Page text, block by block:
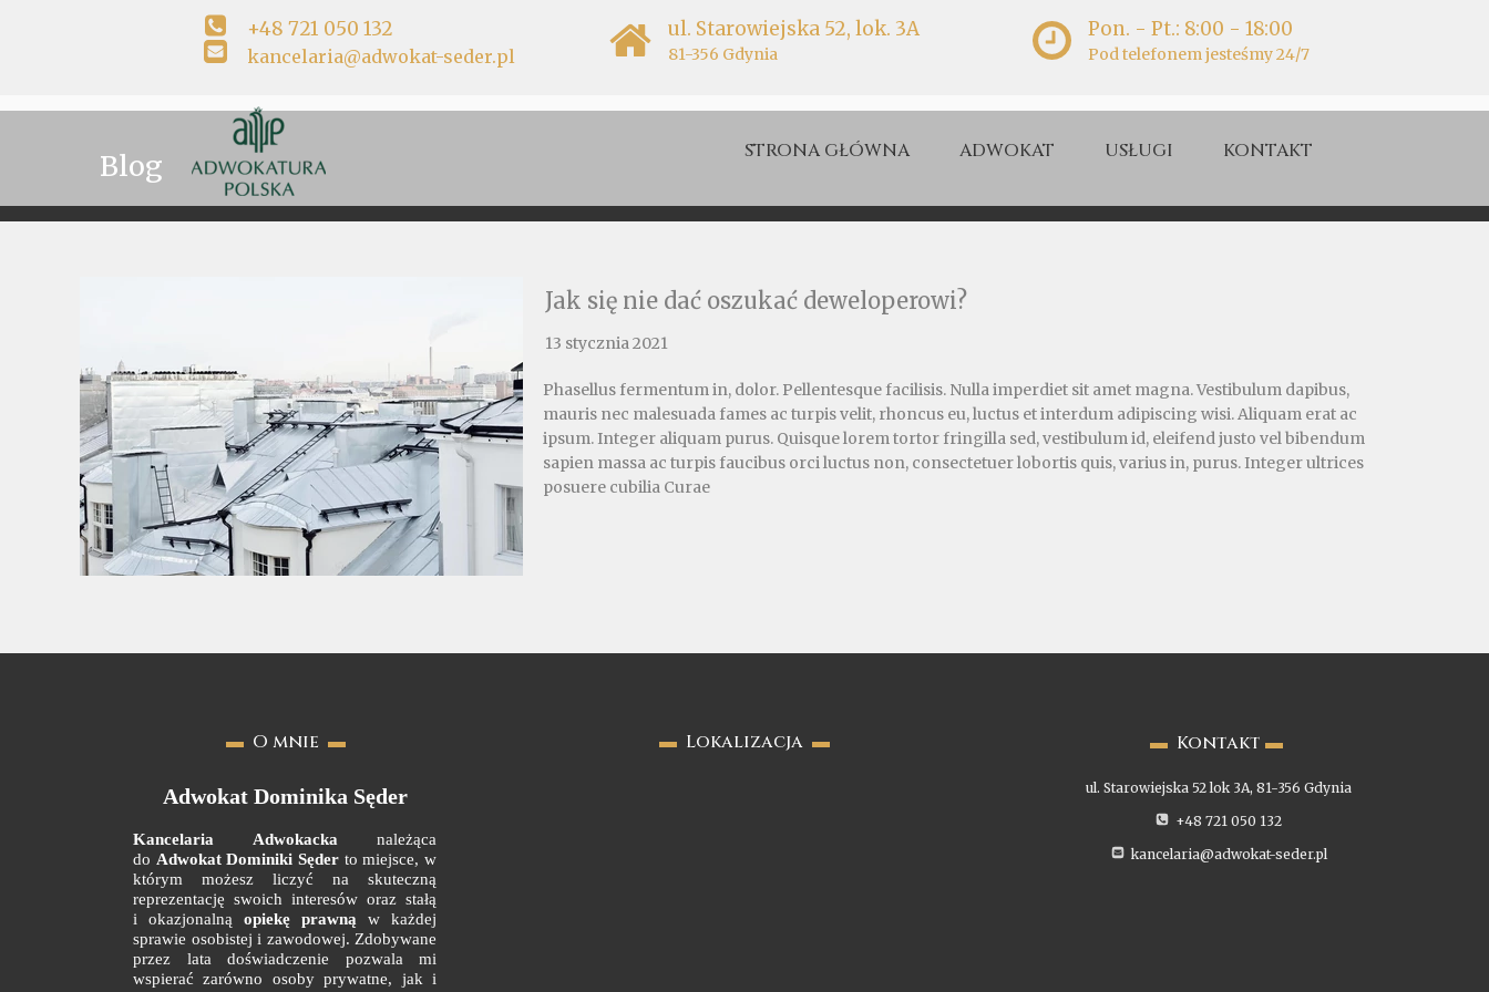
Pon. - Pt.: 8:00 - 18:00
Pod telefonem jesteśmy 24/7
+48 721 050 132
kancelaria@adwokat-seder.pl
ul. Starowiejska 52, lok. 3A
81-356 Gdynia
STRONA GŁÓWNA ADWOKAT USŁUGI KONTAKT
Blog
Jak się nie dać oszukać deweloperowi?
13 stycznia 2021
Phasellus fermentum in, dolor. Pellentesque facilisis. Nulla imperdiet sit amet magna. Vestibulum dapibus,
mauris nec malesuada fames ac turpis velit, rhoncus eu, luctus et interdum adipiscing wisi. Aliquam erat ac
ipsum. Integer aliquam purus. Quisque lorem tortor fringilla sed, vestibulum id, eleifend justo vel bibendum
sapien massa ac turpis faucibus orci luctus non, consectetuer lobortis quis, varius in, purus. Integer ultrices
posuere cubilia Curae
▬ O mnie ▬
Adwokat Dominika Sęder
Kancelaria Adwokacka należąca
do Adwokat Dominiki Sęder to miejsce, w
którym możesz liczyć na skuteczną
reprezentację swoich interesów oraz stałą
i okazjonalną opiekę prawną w każdej
sprawie osobistej i zawodowej. Zdobywane
przez lata doświadczenie pozwala mi
wspierać zarówno osoby prywatne, jak i
▬ Lokalizacja ▬ ▬ Kontakt ▬
ul. Starowiejska 52 lok 3A, 81-356 Gdynia
+48 721 050 132
kancelaria@adwokat-seder.pl